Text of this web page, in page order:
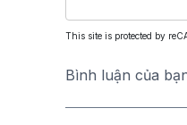
This site is protected by
Bình luận của